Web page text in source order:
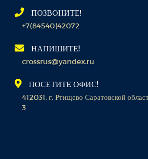
ПОЗВОНИТЕ!
+7(84540)42072
НАПИШИТЕ!
crossrus@yandex.ru
ПОСЕТИТЕ ОФИС!
412031, г. Ртищево Саратовской
3